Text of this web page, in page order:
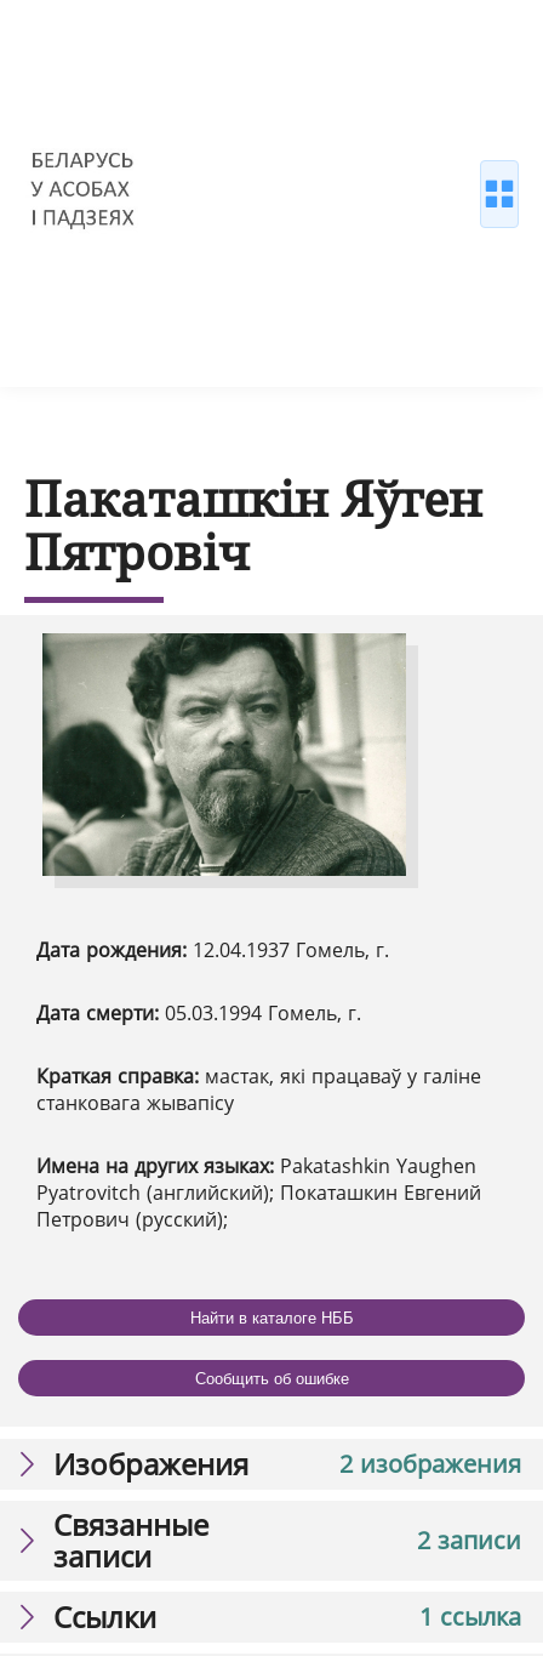
Пакаташкін Яўген
Пятровіч
Дата рождения: 12.04.1937 Гомель, г.
Дата смерти: 05.03.1994 Гомель, г.
Краткая справка: мастак, які працаваў у галіне
станковага жывапісу
Имена на других языках: Pakatashkin Yaughen
Pyatrovitch (английский); Покаташкин Евгений
Петрович (русский);
Найти в каталоге НББ
Сообщить об ошибке
2 изображения
Изображения
2 записи
Связанные
записи
1 ссылка
Ссылки